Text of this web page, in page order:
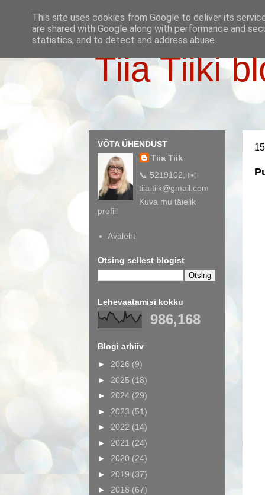
Tiia Tiiki
VÕTA ÜHENDUST
Tiia Tiik
📞 5219102, ✉️
tiia.tiik@gmail.com
Kuva mu täielik
profiil
Avaleht
Otsing sellest blogist
Lehevaatamisi kokku
986,168
Blogi arhiiv
► 2026 (9)
► 2025 (18)
► 2024 (29)
► 2023 (51)
► 2022 (14)
► 2021 (24)
► 2020 (24)
► 2019 (37)
► 2018 (67)
This site uses cookies from Google to deliver its
are shared with Google along with performance and
statistics, and to detect and address abuse.